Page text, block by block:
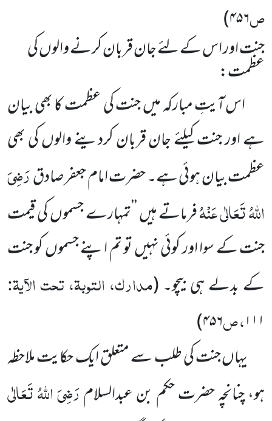
ص۴۵۶)
جنت اور اس کے لئے جان قربان کرنے والوں کی
عظمت:
اس آیتِ مبارکہ میں جنت کی عظمت کا بھی بیان
ہے اور جنت کیلئے جان قربان کردینے والوں کی بھی
عظمت بیان ہوئی ہے۔ حضرت امام جعفر صادقرَضِیَ
اللہُ تَعَالٰی عَنْہُفرماتے ہیں ’’تمہارے جسموں کی قیمت
جنت کے سوا اور کوئی نہیں تو تم اپنے جسموں کو جنت
کے بدلے ہی بیچو۔(مدارک، التوبۃ، تحت الآیۃ:
۱۱۱، ص۴۵۶)
یہاں جنت کی طلب سے متعلق ایک حکایت ملاحظہ
ہو، چنانچہ حضرت حکم بن عبدالسلامرَضِیَ اللہُ تَعَالٰی